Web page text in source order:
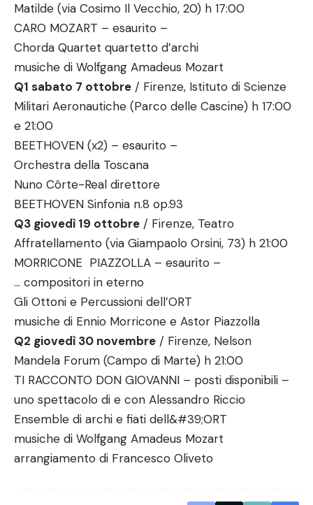
Matilde (via Cosimo Il Vecchio, 20) h 17:00
CARO MOZART – esaurito –
Chorda Quartet quartetto d’archi
musiche di Wolfgang Amadeus Mozart
Q1 sabato 7 ottobre / Firenze, Istituto di Scienze
Militari Aeronautiche (Parco delle Cascine) h 17:00
e 21:00
BEETHOVEN (x2) – esaurito –
Orchestra della Toscana
Nuno Côrte-Real direttore
BEETHOVEN Sinfonia n.8 op.93
Q3 giovedì 19 ottobre / Firenze, Teatro
Affratellamento (via Giampaolo Orsini, 73) h 21:00
MORRICONE PIAZZOLLA – esaurito –
… compositori in eterno
Gli Ottoni e Percussioni dell’ORT
musiche di Ennio Morricone e Astor Piazzolla
Q2 giovedì 30 novembre / Firenze, Nelson
Mandela Forum (Campo di Marte) h 21:00
TI RACCONTO DON GIOVANNI – posti disponibili –
uno spettacolo di e con Alessandro Riccio
Ensemble di archi e fiati dell&#39;ORT
musiche di Wolfgang Amadeus Mozart
arrangiamento di Francesco Oliveto